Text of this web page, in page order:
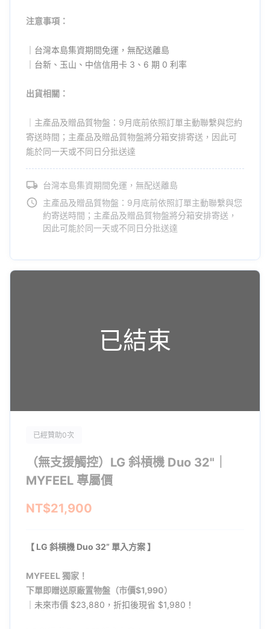
注意事項：
｜台灣本島集資期間免運，無配送離島
｜台新、玉山、中信信用卡 3、6 期 0 利率
出貨相關：
｜主產品及贈品質物盤：9月底前依照訂單主動聯繫與您約
寄送時間；主產品及贈品質物盤將分箱安排寄送，因此可
能於同一天或不同日分批送達
台灣本島集資期間免運，無配送離島
主產品及贈品質物盤：9月底前依照訂單主動聯繫與您
約寄送時間；主產品及贈品質物盤將分箱安排寄送，
因此可能於同一天或不同日分批送達
已結束
已經贊助0次
（無支援觸控）LG 斜槓機 Duo 32"｜
MYFEEL 專屬價
NT$21,900
【 LG 斜槓機 Duo 32” 單入方案】
MYFEEL 獨家！
下單即贈送原廠置物盤（市價$1,990）
｜未來市價 $23,880，折扣後現省 $1,980！